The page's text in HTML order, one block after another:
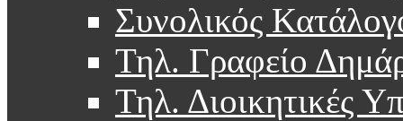
Συνολικός
Τηλ. Γραφείο
Τηλ. Διοικητικές